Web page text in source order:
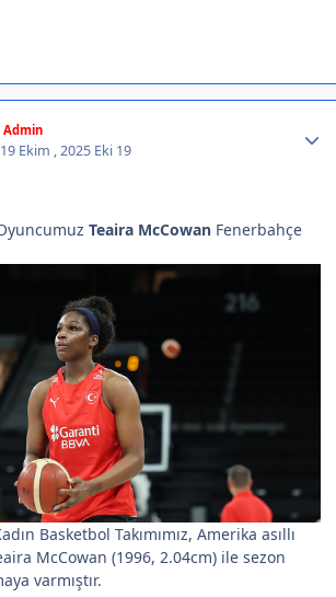
19 Ekim , 2025 Eki 19
Teaira McCowan Fenerbahçe
Basketbol Takımımız, Amerika asıllı
McCowan (1996, 2.04cm) ile sezon
varmıştır.